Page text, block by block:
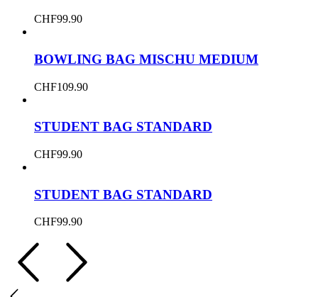
CHF99.90
BOWLING BAG MISCHU MEDIUM
CHF109.90
STUDENT BAG STANDARD
CHF99.90
STUDENT BAG STANDARD
CHF99.90